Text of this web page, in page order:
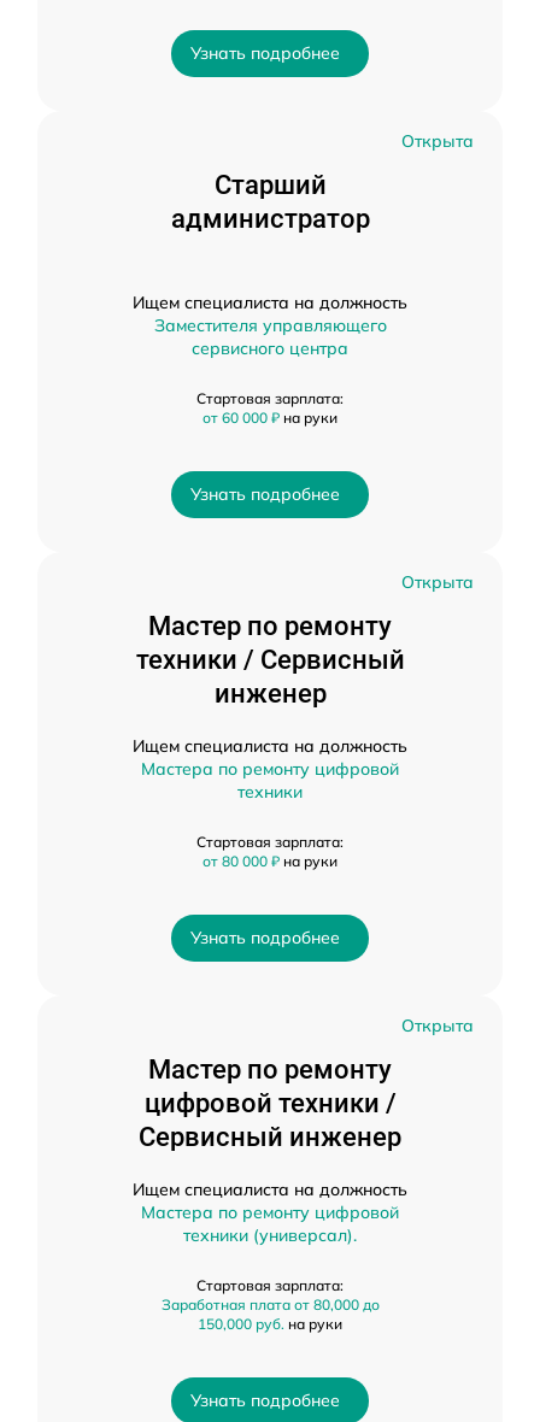
Узнать подробнее
Открыта
Старший
администратор
Ищем специалиста на должность
Заместителя управляющего
сервисного центра
Стартовая зарплата:
от 60 000 ₽ на руки
Узнать подробнее
Открыта
Мастер по ремонту
техники / Сервисный
инженер
Ищем специалиста на должность
Мастера по ремонту цифровой
техники
Стартовая зарплата:
от 80 000 ₽ на руки
Узнать подробнее
Открыта
Мастер по ремонту
цифровой техники /
Сервисный инженер
Ищем специалиста на должность
Мастера по ремонту цифровой
техники (универсал).
Стартовая зарплата:
Заработная плата от 80,000 до
150,000 руб. на руки
Узнать подробнее